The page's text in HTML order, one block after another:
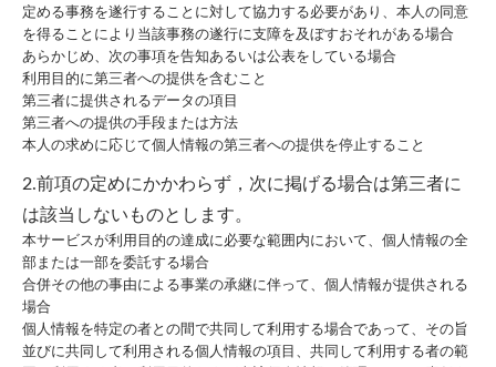
定める事務を遂行することに対して協力する必要があり、本人の同意
を得ることにより当該事務の遂行に支障を及ぼすおそれがある場合
あらかじめ、次の事項を告知あるいは公表をしている場合
利用目的に第三者への提供を含むこと
第三者に提供されるデータの項目
第三者への提供の手段または方法
本人の求めに応じて個人情報の第三者への提供を停止すること
2.前項の定めにかかわらず，次に掲げる場合は第三者に
は該当しないものとします。
本サービスが利用目的の達成に必要な範囲内において、個人情報の全
部または一部を委託する場合
合併その他の事由による事業の承継に伴って、個人情報が提供される
場合
個人情報を特定の者との間で共同して利用する場合であって、その旨
並びに共同して利用される個人情報の項目、共同して利用する者の範